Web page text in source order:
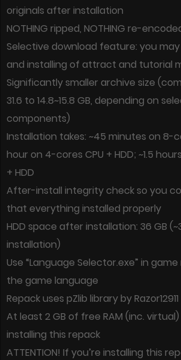
originals after installation
NOTHING ripped, NOTHING re-
Selective download feature: you
and installing of attract and tutorial
Significantly smaller archive size
31.6 to 14.8~15.8 GB, depending on
components)
Installation takes: ~45 minutes on 8-
hour on 4-cores CPU + HDD; ~1.5
+ HDD
After-install integrity check so you
that everything installed properly
HDD space after installation: 36 GB
installation)
Use “Language Selector.exe” in
the game language
Repack uses pZlib library by Razor12911
At least 2 GB of free RAM (inc.
installing this repack
ATTENTION! If you’re installing this